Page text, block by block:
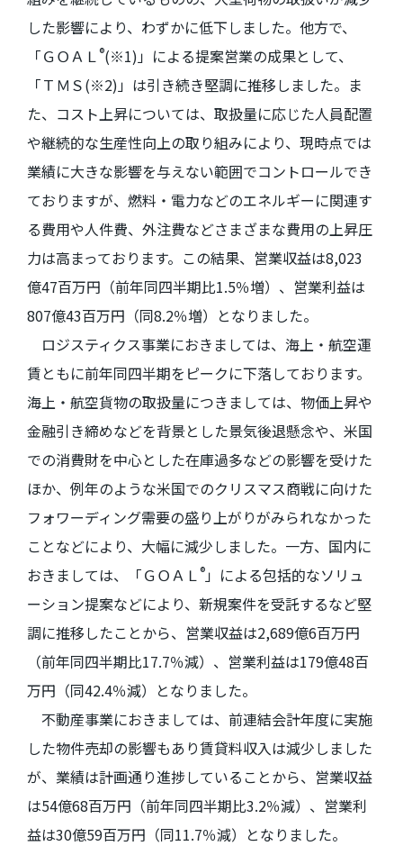
した影響により、わずかに低下しました。他方で、
「ＧＯＡＬ ®(※1)」による提案営業の成果として、
「ＴＭＳ(※2)」は引き続き堅調に推移しました。ま
た、コスト上昇については、取扱量に応じた人員配置
や継続的な生産性向上の取り組みにより、現時点では
業績に大きな影響を与えない範囲でコントロールでき
ておりますが、燃料・電力などのエネルギーに関連す
る費用や人件費、外注費などさまざまな費用の上昇圧
力は高まっております。この結果、営業収益は8,023
億47百万円（前年同四半期比1.5％増）、営業利益は
807億43百万円（同8.2％増）となりました。
ロジスティクス事業におきましては、海上・航空運
賃ともに前年同四半期をピークに下落しております。
海上・航空貨物の取扱量につきましては、物価上昇や
金融引き締めなどを背景とした景気後退懸念や、米国
での消費財を中心とした在庫過多などの影響を受けた
ほか、例年のような米国でのクリスマス商戦に向けた
フォワーディング需要の盛り上がりがみられなかった
ことなどにより、大幅に減少しました。一方、国内に
おきましては、「ＧＯＡＬ ®」による包括的なソリュ
ーション提案などにより、新規案件を受託するなど堅
調に推移したことから、営業収益は2,689億6百万円
（前年同四半期比17.7％減）、営業利益は179億48百
万円（同42.4％減）となりました。
不動産事業におきましては、前連結会計年度に実施
した物件売却の影響もあり賃貸料収入は減少しました
が、業績は計画通り進捗していることから、営業収益
は54億68百万円（前年同四半期比3.2％減）、営業利
益は30億59百万円（同11.7％減）となりました。